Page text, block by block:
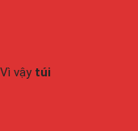
vậytúi